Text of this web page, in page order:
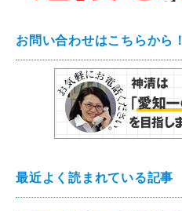
お問い合わせはこちらから！
最近よく読まれている記事